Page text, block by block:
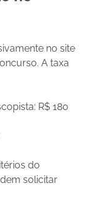
no site
A taxa
R$ 180
do
solicitar